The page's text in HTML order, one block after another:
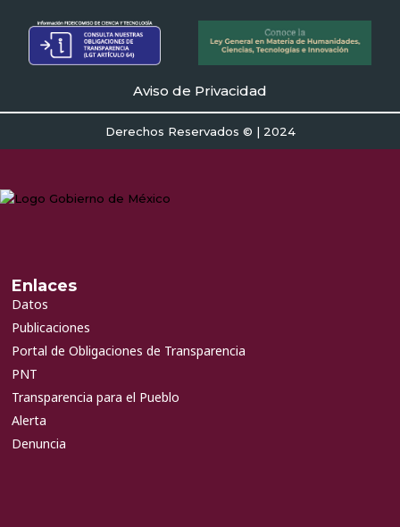
Aviso de Privacidad
Derechos Reservados © | 2024
Enlaces
Datos
Publicaciones
Portal de Obligaciones de Transparencia
PNT
Transparencia para el Pueblo
Alerta
Denuncia